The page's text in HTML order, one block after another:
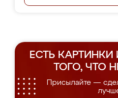
ЕСТЬ
ТОГО, ЧТО
Присылайте —